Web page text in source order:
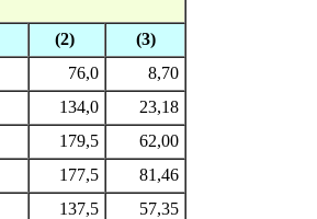
(2)
(3)
76,0
8,70
134,0
23,18
179,5
62,00
177,5
81,46
137,5
57,35